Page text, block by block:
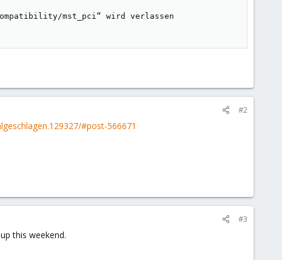
mst_pci“ wird verlassen
#2
#post-566671
#3
this weekend.